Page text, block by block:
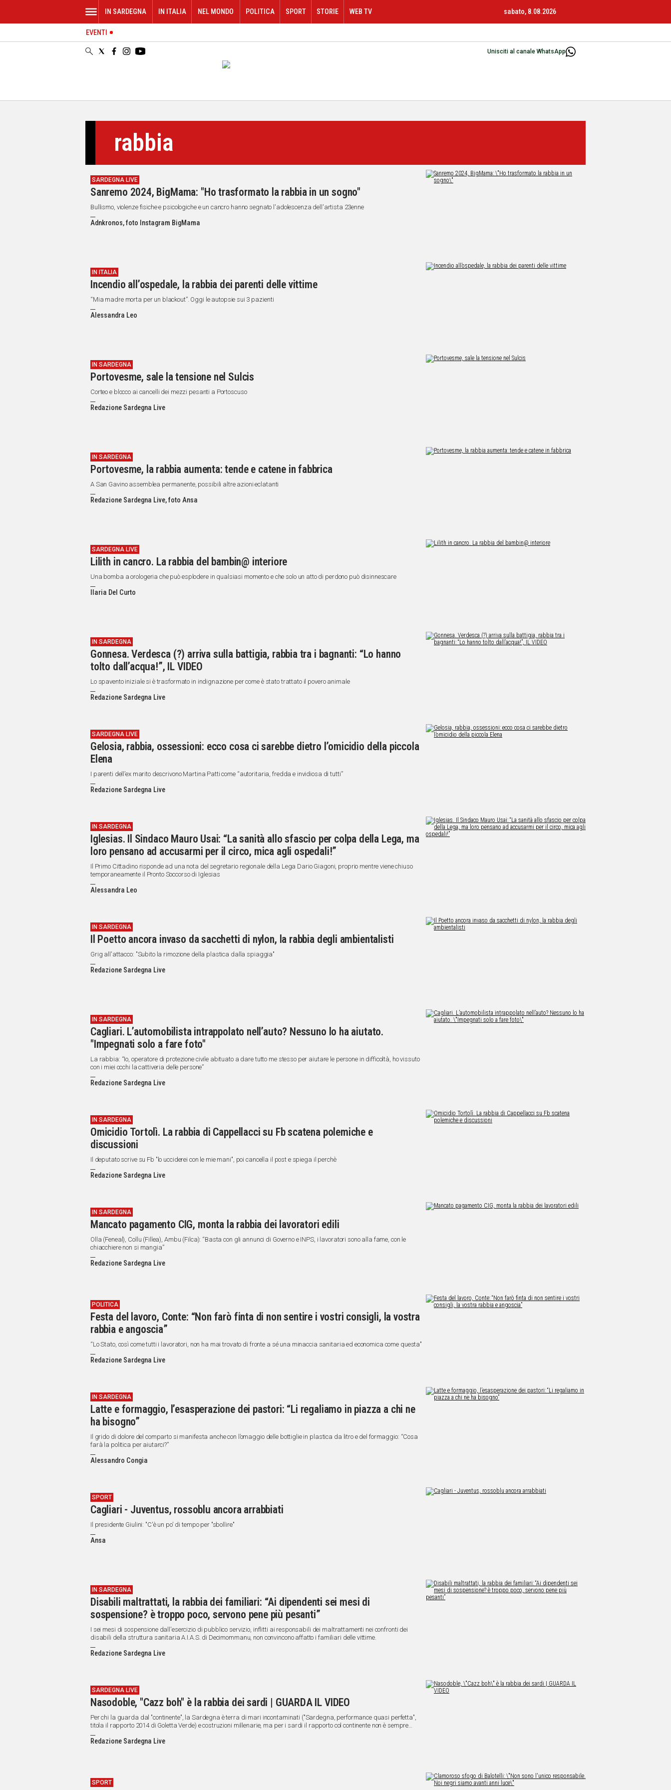
ORISTANO
Unisciti al canale WhatsApp
IN SARDEGNA IN ITALIA NEL MONDO POLITICA SPORT STORIE WEB TV sabato, 8.08.2026
EVENTI
rabbia
SARDEGNA LIVE
Sanremo 2024, BigMama: "Ho trasformato la rabbia in un sogno"
Bullismo, violenze fisiche e psicologiche e un cancro hanno segnato l'adolescenza dell'artista 23enne
Adnkronos, foto Instagram BigMama
IN ITALIA
Incendio all’ospedale, la rabbia dei parenti delle vittime
“Mia madre morta per un blackout”. Oggi le autopsie sui 3 pazienti
Alessandra Leo
IN SARDEGNA
Portovesme, sale la tensione nel Sulcis
Corteo e blocco ai cancelli dei mezzi pesanti a Portoscuso
Redazione Sardegna Live
IN SARDEGNA
Portovesme, la rabbia aumenta: tende e catene in fabbrica
A San Gavino assemblea permanente, possibili altre azioni eclatanti
Redazione Sardegna Live, foto Ansa
SARDEGNA LIVE
Lilith in cancro. La rabbia del bambin@ interiore
Una bomba a orologeria che può esplodere in qualsiasi momento e che solo un atto di perdono può disinnescare
Ilaria Del Curto
IN SARDEGNA
Gonnesa. Verdesca (?) arriva sulla battigia, rabbia tra i bagnanti: “Lo hanno
tolto dall’acqua!”, IL VIDEO
Lo spavento iniziale si è trasformato in indignazione per come è stato trattato il povero animale
Redazione Sardegna Live
SARDEGNA LIVE
Gelosia, rabbia, ossessioni: ecco cosa ci sarebbe dietro l’omicidio della piccola
Elena
I parenti dell’ex marito descrivono Martina Patti come “autoritaria, fredda e invidiosa di tutti”
Redazione Sardegna Live
IN SARDEGNA
Iglesias. Il Sindaco Mauro Usai: “La sanità allo sfascio per colpa della Lega, ma
loro pensano ad accusarmi per il circo, mica agli ospedali!”
Il Primo Cittadino risponde ad una nota del segretario regionale della Lega Dario Giagoni, proprio mentre viene chiuso
temporaneamente il Pronto Soccorso di Iglesias
Alessandra Leo
IN SARDEGNA
Il Poetto ancora invaso da sacchetti di nylon, la rabbia degli ambientalisti
Grig all'attacco: "Subito la rimozione della plastica dalla spiaggia"
Redazione Sardegna Live
IN SARDEGNA
Cagliari. L’automobilista intrappolato nell’auto? Nessuno lo ha aiutato.
"Impegnati solo a fare foto"
La rabbia: “Io, operatore di protezione civile abituato a dare tutto me stesso per aiutare le persone in difficoltà, ho vissuto
con i miei occhi la cattiveria delle persone”
Redazione Sardegna Live
IN SARDEGNA
Omicidio Tortolì. La rabbia di Cappellacci su Fb scatena polemiche e
discussioni
Il deputato scrive su Fb "lo ucciderei con le mie mani", poi cancella il post e spiega il perchè
Redazione Sardegna Live
IN SARDEGNA
Mancato pagamento CIG, monta la rabbia dei lavoratori edili
Olla (Feneal), Collu (Fillea), Ambu (Filca): “Basta con gli annunci di Governo e INPS, i lavoratori sono alla fame, con le
chiacchiere non si mangia”
Redazione Sardegna Live
POLITICA
Festa del lavoro, Conte: “Non farò finta di non sentire i vostri consigli, la vostra
rabbia e angoscia”
“Lo Stato, così come tutti i lavoratori, non ha mai trovato di fronte a sé una minaccia sanitaria ed economica come questa"
Redazione Sardegna Live
IN SARDEGNA
Latte e formaggio, l’esasperazione dei pastori: “Li regaliamo in piazza a chi ne
ha bisogno”
Il grido di dolore del comparto si manifesta anche con l’omaggio delle bottiglie in plastica da litro e del formaggio: “Cosa
farà la politica per aiutarci?”
Alessandro Congia
SPORT
Cagliari - Juventus, rossoblu ancora arrabbiati
Il presidente Giulini: "C'è un po' di tempo per "sbollire"
Ansa
IN SARDEGNA
Disabili maltrattati, la rabbia dei familiari: “Ai dipendenti sei mesi di
sospensione? è troppo poco, servono pene più pesanti”
I sei mesi di sospensione dall'esercizio di pubblico servizio, inflitti ai responsabili dei maltrattamenti nei confronti dei
disabili della struttura sanitaria A.I.A.S. di Decimommanu, non convincono affatto i familiari delle vittime.
Redazione Sardegna Live
SARDEGNA LIVE
Nasodoble, "Cazz boh" è la rabbia dei sardi | GUARDA IL VIDEO
Per chi la guarda dal "continente", la Sardegna è terra di mari incontaminati ("Sardegna, performance quasi perfetta",
titola il rapporto 2014 di Goletta Verde) e costruzioni millenarie, ma per i sardi il rapporto col continente non è sempre
indolore.
Redazione Sardegna Live
SPORT